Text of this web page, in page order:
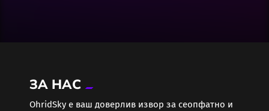
Еротика
ЗА НАС
ОhridSky е ваш доверлив извор за сеопфатно и